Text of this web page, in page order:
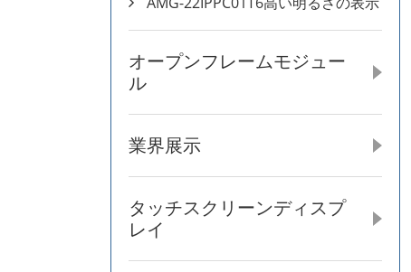
オープンフレームモジュー
ル
業界展示
タッチスクリーンディスプ
レイ